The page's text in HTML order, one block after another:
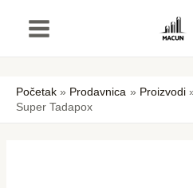
Početak Prodavnica Proizvodi
Super Tadapox
Tadapox